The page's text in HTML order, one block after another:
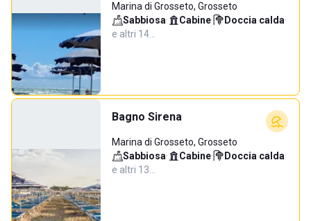
Marina di Grosseto, Grosseto
Sabbiosa· Cabine· Doccia calda·
e altri 14…
Bagno Sirena
Marina di Grosseto, Grosseto
Sabbiosa· Cabine· Doccia calda·
e altri 13…